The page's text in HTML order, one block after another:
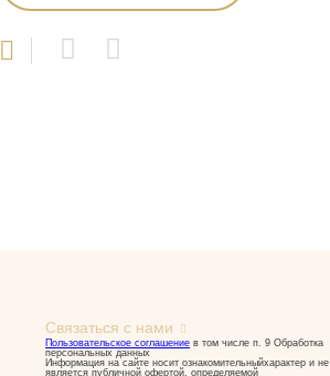
Связаться с нами
Пользовательское соглашение в том числе п. 9 Обработка
персональных данных
Информация на сайте носит ознакомительныйхарактер и не
является публичной офертой, определяемой